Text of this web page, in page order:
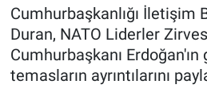
Cumhurbaşkanlığı İletişim
Duran, NATO Liderler
Cumhurbaşkanı
temasların ayrıntılarını
Resmi İlanlar
Sağlık